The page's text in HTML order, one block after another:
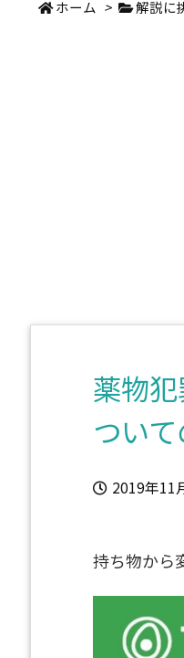
ホーム > 解説に
薬物
つい
2019年11
持ち物から